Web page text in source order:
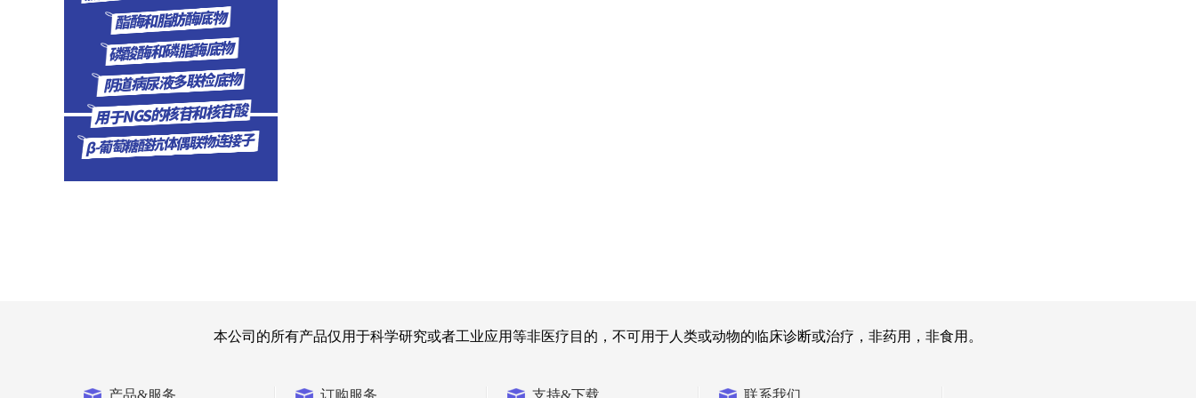
本公司的所有产品仅用于科学研究或者工业应用等非医疗目的，不可用于人类或动物的临床诊断或治疗，非药用，非食用。
产品&服务 订购服务 支持&下载 联系我们